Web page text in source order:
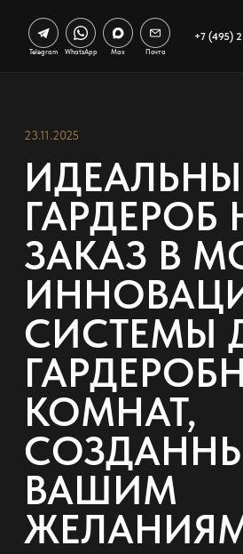
+7 (495)
Telegram WhatsApp Max Почта
23.11.2025
ГАРДЕРОБ
ЗАКАЗ В
СИСТЕМЫ
КОМНАТ,
ВАШИМ